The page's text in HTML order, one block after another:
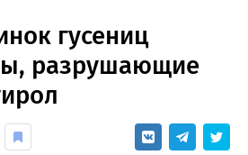
гусениц
разрушающие